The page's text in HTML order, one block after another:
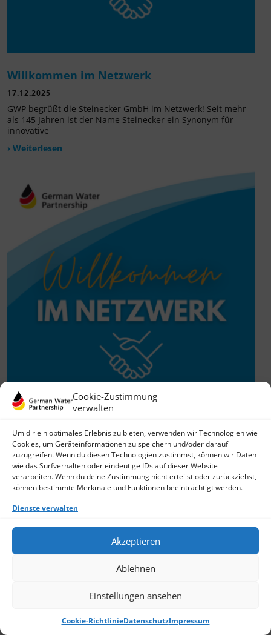
Cookie-Zustimmung
verwalten
Um dir ein optimales Erlebnis zu bieten, verwenden wir Technologien wie
Cookies, um Geräteinformationen zu speichern und/oder darauf
zuzugreifen. Wenn du diesen Technologien zustimmst, können wir Daten
wie das Surfverhalten oder eindeutige IDs auf dieser Website
verarbeiten. Wenn du deine Zustimmung nicht erteilst oder zurückziehst,
können bestimmte Merkmale und Funktionen beeinträchtigt werden.
Dienste verwalten
Akzeptieren
Ablehnen
Einstellungen ansehen
Cookie-RichtlinieDatenschutzImpressum
Willkommen im Netzwerk
17.12.2025
GWP begrüßt die Steinecker GmbH im Netzwerk! Seit mehr
als 145 Jahren ist der Name Steinecker ein Synonym für
innovative
› Weiterlesen
Willkommen im Netzwerk
26.11.2025
GWP freut sich über Neuzuwachs: Die SKion Water GmbH
bereichert das Netzwerk als Technologie- und
Lösungsanbieter sowie Anlagenbauer im Bereich
› Weiterlesen